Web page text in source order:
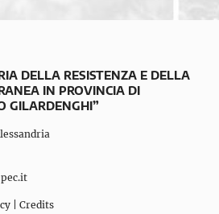
DELLA RESISTENZA E DELLA
IN PROVINCIA DI
GILARDENGHI”
Credits